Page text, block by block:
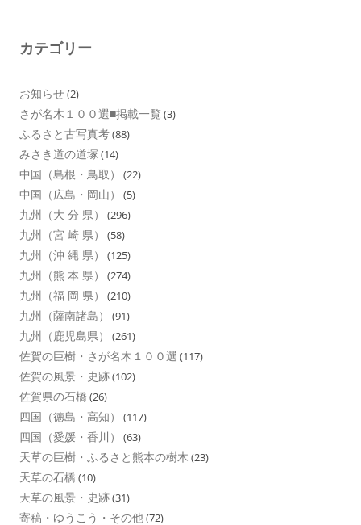
カテゴリー
お知らせ(2)
さが名木１００選■掲載一覧 (3)
ふるさと古写真考(88)
みさき道の道塚 (14)
中国（島根・鳥取） (22)
中国（広島・岡山） (5)
九州（大 分 県） (296)
九州（宮 崎 県） (58)
九州（沖 縄 県） (125)
九州（熊 本 県） (274)
九州（福 岡 県） (210)
九州（薩南諸島） (91)
九州（鹿児島県） (261)
佐賀の巨樹・さが名木１００選 (117)
佐賀の風景・史跡(102)
佐賀県の石橋 (26)
四国（徳島・高知） (117)
四国（愛媛・香川） (63)
天草の巨樹・ふるさと熊本の樹木 (23)
天草の石橋 (10)
天草の風景・史跡(31)
寄稿・ゆうこう・その他(72)